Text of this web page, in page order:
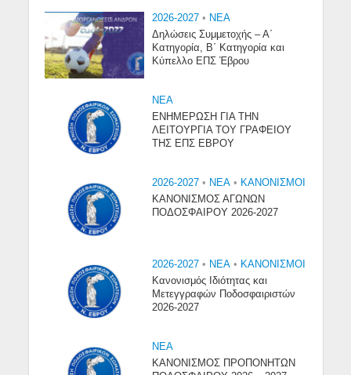
2026-2027 • NEA
Δηλώσεις Συμμετοχής – Α΄
Κατηγορία, Β΄ Κατηγορία και
Κύπελλο ΕΠΣ Έβρου
NEA
ΕΝΗΜΕΡΩΣΗ ΓΙΑ ΤΗΝ
ΛΕΙΤΟΥΡΓΙΑ ΤΟΥ ΓΡΑΦΕΙΟΥ
ΤΗΣ ΕΠΣ ΕΒΡΟΥ
2026-2027 • NEA • ΚΑΝΟΝΙΣΜΟΙ
ΚΑΝΟΝΙΣΜΟΣ ΑΓΩΝΩΝ
ΠΟΔΟΣΦΑΙΡΟΥ 2026-2027
2026-2027 • NEA • ΚΑΝΟΝΙΣΜΟΙ
Κανονισμός Ιδιότητας και
Μετεγγραφών Ποδοσφαιριστών
2026-2027
NEA
ΚΑΝΟΝΙΣΜΟΣ ΠΡΟΠΟΝΗΤΩΝ